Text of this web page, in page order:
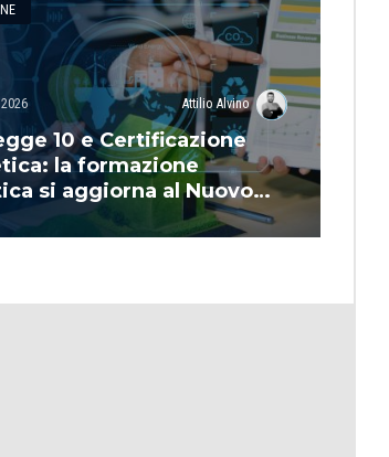
Attilio Alvino
10 e Certificazione
la formazione
si aggiorna al Nuovo
Requisiti Minimi 2025